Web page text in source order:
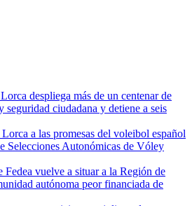
despliega más de un centenar de
seguridad ciudadana y detiene a seis
a las promesas del voleibol español
Selecciones Autonómicas de Vóley
vuelve a situar a la Región de
autónoma peor financiada de